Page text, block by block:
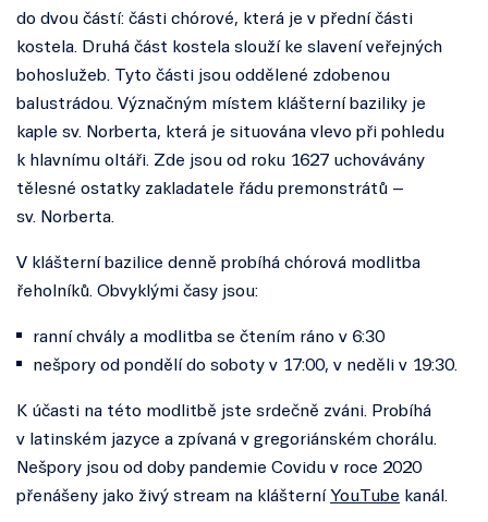
do dvou částí: části chórové, která je v přední části
kostela. Druhá část kostela slouží ke slavení veřejných
bohoslužeb. Tyto části jsou oddělené zdobenou
balustrádou. Význačným místem klášterní baziliky je
kaple sv. Norberta, která je situována vlevo při pohledu
k hlavnímu oltáři. Zde jsou od roku 1627 uchovávány
tělesné ostatky zakladatele řádu premonstrátů –
sv. Norberta.
V klášterní bazilice denně probíhá chórová modlitba
řeholníků. Obvyklými časy jsou:
ranní chvály a modlitba se čtením ráno v 6:30
nešpory od pondělí do soboty v 17:00, v neděli v 19:30.
K účasti na této modlitbě jste srdečně zváni. Probíhá
v latinském jazyce a zpívaná v gregoriánském chorálu.
Nešpory jsou od doby pandemie Covidu v roce 2020
přenášeny jako živý stream na klášterní YouTube kanál.